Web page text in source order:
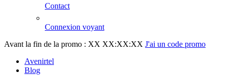
Contact
Connexion voyant
Avant la fin de la promo : XX XX:XX:XX J'ai un code promo
Avenirtel
Blog